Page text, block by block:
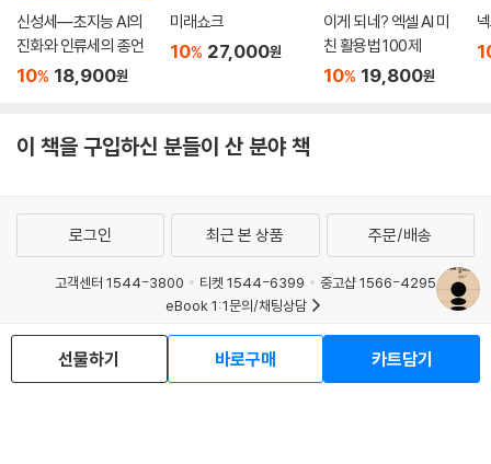
는 표현을 만들어냈다. 축소 도시란 〈짧은 기간 안에 상당수의 인구가 줄어
드는 도시〉를 뜻하는데 인구 감소로 인한 축소 도시의 등장, 이후 점점 늘
어나는 축소 도시들 때문에 국가 자체도 축소되면서 21세기는 점점 〈축소
축소란 단지 숫자가 바뀌는 것이 아니다. 축소의 역학은 도시마다 국가마
미친다. 앞으로 수십 년 동안 축소 도시는 늘어나고 〈성장 도시〉는 줄어들
것이다. 이제 축소 도시는 〈표준〉이 되면서 〈2100년〉에는 전 세계 대다수
도시가 축소 도시가 될 전망이다.
세계 각국의 인구 감소로 인한 축소 현황
일본, 20세기 중후반의 일본은 〈젊은이들의 나라〉였다
신성세―초지능 AI의
진화와 인류세의 종언
10% 18,900원
미래쇼크
10% 27,000원
이게 되네? 엑셀 AI 미
친 활용법 100제
10% 19,800원
이 책을 구입하신 분들이 산 분야 책
선물하기 바로구매 카트담기
로그인 최근 본 상품 주문/배송
고객센터 1544-3800 티켓 1544-6399
중고샵 1566-4295
eBook 1:1문의/채팅상담
예스이십사(주) 사업자 정보
이용약관
개인정보처리방침
청소년보호정책